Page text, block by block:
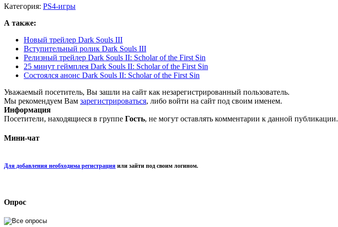
Категория: PS4-игры
А также:
Новый трейлер Dark Souls III
Вступительный ролик Dark Souls III
Релизный трейлер Dark Souls II: Scholar of the First Sin
25 минут геймплея Dark Souls II: Scholar of the First Sin
Состоялся анонс Dark Souls II: Scholar of the First Sin
Уважаемый посетитель, Вы зашли на сайт как незарегистрированный пользователь.
Мы рекомендуем Вам зарегистрироваться, либо войти на сайт под своим именем.
Информация
Посетители, находящиеся в группе Гость, не могут оставлять комментарии к данной публикации.
Мини-чат
Для добавления необходима регистрация или зайти под своим логином.
Опрос